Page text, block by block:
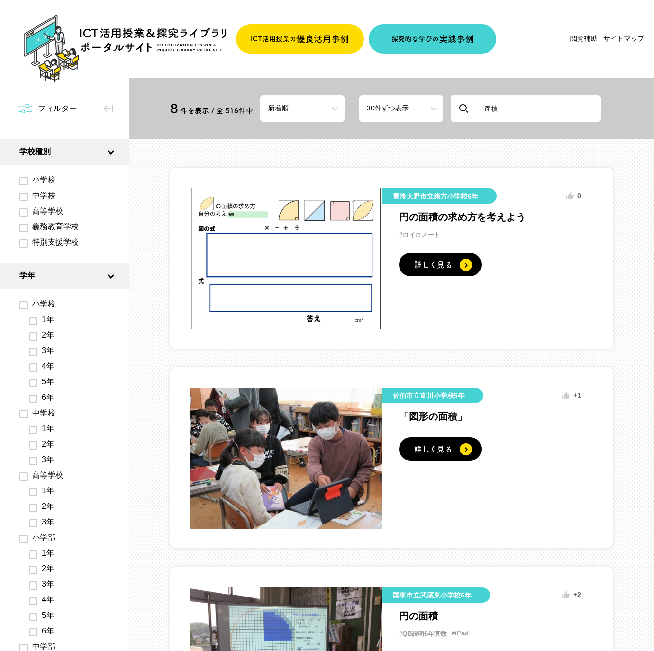
ICT活用授業の優良活用事例 探究的な学びの 実践事例 閲覧補助 サイトマップ
フィルター 8 件を表示 / 全 516件中
学校種別
小学校
中学校
高等学校
義務教育学校
特別支援学校
学年
小学校
1年
2年
3年
4年
5年
6年
中学校
1年
2年
3年
高等学校
1年
2年
3年
小学部
1年
2年
3年
4年
5年
6年
中学部
豊後大野市立緒方小学校6年 0
円の面積の求め方を考えよう
#ロイロノート
詳しく見る
佐伯市立直川小学校5年 +1
「図形の面積」
詳しく見る
国東市立武蔵東小学校6年 +2
円の面積
#QB説明6年算数 #iPad